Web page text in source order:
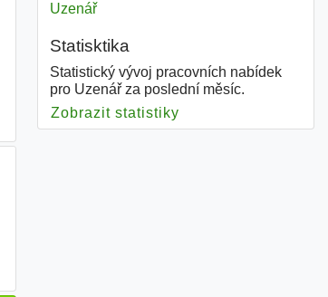
Uzenář
Statisktika
Statistický vývoj pracovních nabídek
pro Uzenář za poslední měsíc.
Zobrazit statistiky